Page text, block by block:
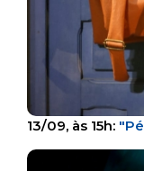
13/09, às 15h: